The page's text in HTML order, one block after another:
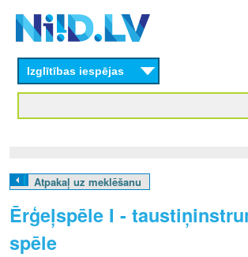
content
L
V
Izglītības iespējas
Atpakaļ uz meklēšanu
Ērģeļspēle I -
spēle